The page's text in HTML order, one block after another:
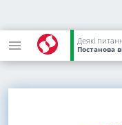
Постанова